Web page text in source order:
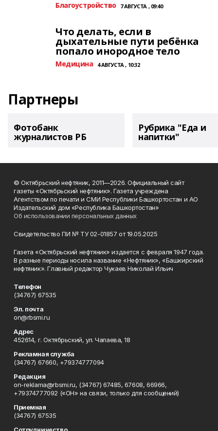
Благоустройство 7 АВГУСТА , 09:40
Что делать, если в
дыхательные пути ребёнка
попало инородное тело
Медицина 4 АВГУСТА , 10:32
Партнеры
Фотобанк
журналистов РБ
Рубрика "Еда и
напитки"
© Октябрьский нефтяник, 2011—2026. Официальный сайт
газеты «Октябрьский нефтяник». Газета учреждена
Агентством по печати и СМИ Республики Башкортостан и АО
Издательский дом «Республика Башкортостан»
Об использовании персональных данных
Свидетельство ПИ № ТУ 02-01857 от 19.05.2025
Газета «Октябрьский нефтяник» издается с февраля 1947 года.
В разные периоды носила название «Нефтяник», «Башкирский
нефтяник». Главный редактор Чукаев Николай Ильич
Телефон
(34767) 67535
Эл. почта
on@rbsmi.ru
Адрес
452614, г. Октябрьский, ул. Чапаева, 18
Рекламная служба
(34767) 67660, +79374777094
Редакция
on-reklama@rbsmi.ru, (34767) 67485, 67608, 66966,
+79374777092 («ОН» на связи, только для сообщений)
Приемная
(34767) 67535